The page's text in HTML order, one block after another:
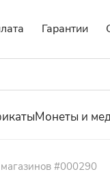
Гарантии
Монеты и
#000290